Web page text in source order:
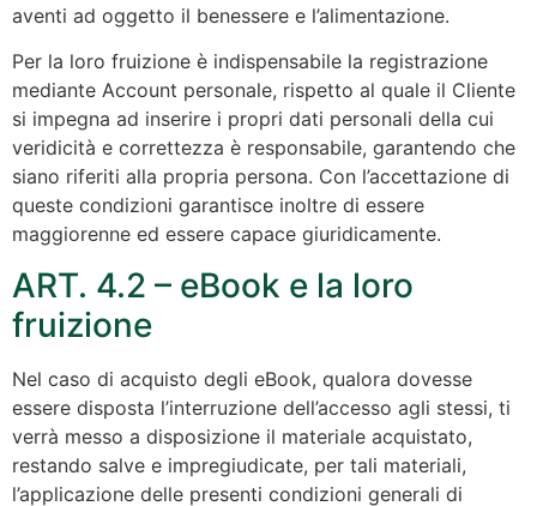
aventi ad oggetto il benessere e l’alimentazione.
Per la loro fruizione è indispensabile la registrazione
mediante Account personale, rispetto al quale il Cliente
si impegna ad inserire i propri dati personali della cui
veridicità e correttezza è responsabile, garantendo che
siano riferiti alla propria persona. Con l’accettazione di
queste condizioni garantisce inoltre di essere
maggiorenne ed essere capace giuridicamente.
ART. 4.2 – eBook e la loro
fruizione
Nel caso di acquisto degli eBook, qualora dovesse
essere disposta l’interruzione dell’accesso agli stessi, ti
verrà messo a disposizione il materiale acquistato,
restando salve e impregiudicate, per tali materiali,
l’applicazione delle presenti condizioni generali di